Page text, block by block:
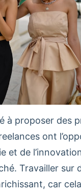
à proposer des
ont
et de
Travailler sur
car